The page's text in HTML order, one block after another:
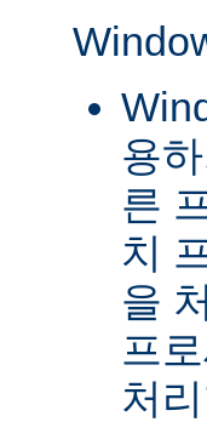
용
른
치
을
프
처